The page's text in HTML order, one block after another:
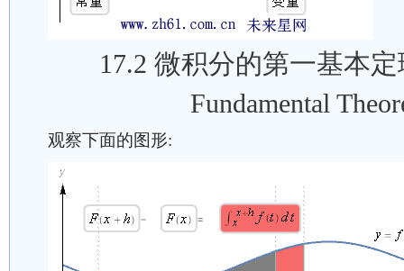
17.2 微积分的第一基本定
Fundamental
观察下面的图形: